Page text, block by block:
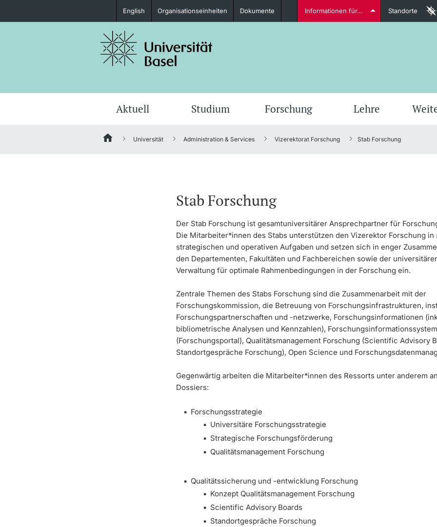
Studieninteressierte
Fördernde & Alumni Dozierende
weitere Informationen
English Organisationseinheiten Dokumente Informationen für... Standorte
Aktuell Studium Forschung Lehre
Universität Administration & Services Vizerektorat Forschung Stab Forschung
Stab Forschung
Der Stab Forschung ist gesamtuniversitärer Ansprechpartner für
Die Mitarbeiter*innen des Stabs unterstützen den Vizerektor Forschung in
strategischen und operativen Aufgaben und setzen sich in enger
den Departementen, Fakultäten und Fachbereichen sowie der
Verwaltung für optimale Rahmenbedingungen in der Forschung ein.
Zentrale Themen des Stabs Forschung sind die Zusammenarbeit mit der
Forschungskommission, die Betreuung von Forschungsinfrastrukturen,
Forschungspartnerschaften und -netzwerke, Forschungsinformationen
bibliometrische Analysen und Kennzahlen),
(Forschungsportal), Qualitätsmanagement Forschung (Scientific Advisory
Standortgespräche Forschung), Open Science und
Gegenwärtig arbeiten die Mitarbeiter*innen des Ressorts unter anderem
Dossiers:
Forschungsstrategie
Universitäre Forschungsstrategie
Strategische Forschungsförderung
Qualitätsmanagement Forschung
Qualitätssicherung und -entwicklung Forschung
Konzept Qualitätsmanagement Forschung
Scientific Advisory Boards
Standortgespräche Forschung